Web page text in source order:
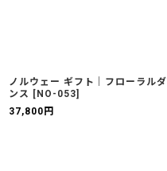
ノルウェー ギフト｜フローラルダ
ンス
[ NO-053]
37,800 円